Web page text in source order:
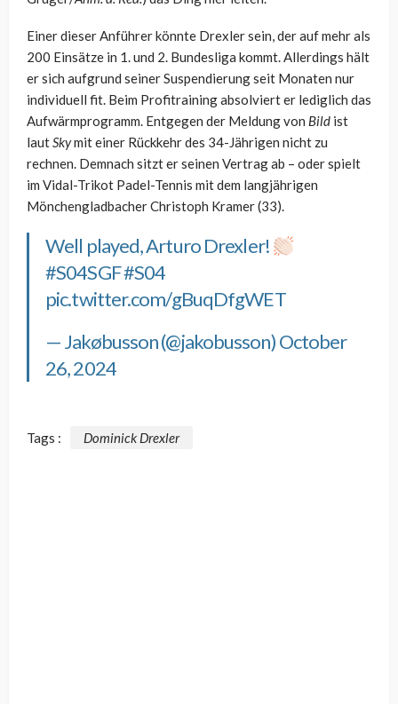
Einer dieser Anführer könnte Drexler sein, der auf mehr als
200 Einsätze in 1. und 2. Bundesliga kommt. Allerdings hält
er sich aufgrund seiner Suspendierung seit Monaten nur
individuell fit. Beim Profitraining absolviert er lediglich das
Aufwärmprogramm. Entgegen der Meldung von Bild ist
lautSkymit einer Rückkehr des 34-Jährigen nicht zu
rechnen. Demnach sitzt er seinen Vertrag ab – oder spielt
im Vidal-Trikot Padel-Tennis mit dem langjährigen
Mönchengladbacher Christoph Kramer (33).
Well played, Arturo Drexler!
#S04SGF#S04
pic.twitter.com/gBuqDfgWET
— Jakøbusson (@jakobusson)October
26, 2024
Tags : Dominick Drexler